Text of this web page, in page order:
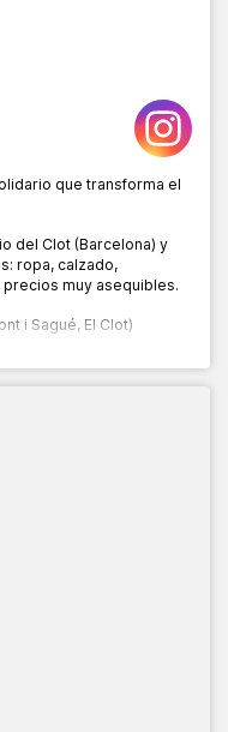
que transforma el
del Clot (Barcelona) y
ropa, calzado,
muy asequibles.
i Sagué, El Clot)